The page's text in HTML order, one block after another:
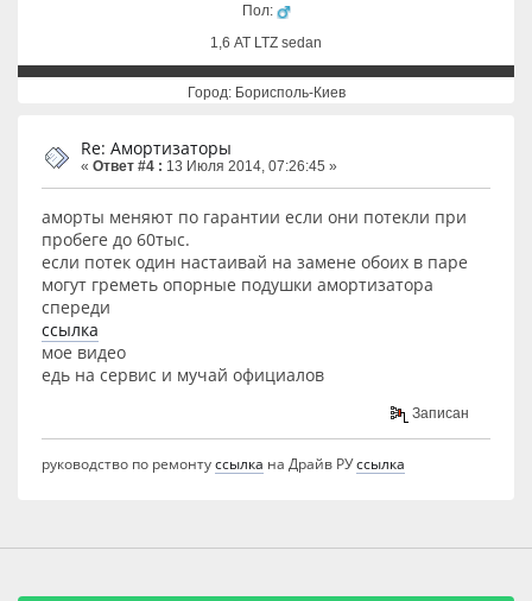
Пол:
1,6 АТ LTZ sedan
Город: Борисполь-Киев
Re: Амортизаторы
« Ответ #4 : 13 Июля 2014, 07:26:45 »
аморты меняют по гарантии если они потекли при
пробеге до 60тыс.
если потек один настаивай на замене обоих в паре
могут греметь опорные подушки амортизатора
спереди
ссылка
мое видео
едь на сервис и мучай официалов
Записан
руководство по ремонтуссылка на Драйв РУссылка